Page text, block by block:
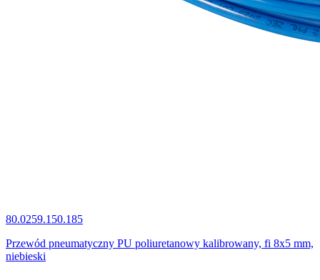
80.0259.150.185
Przewód pneumatyczny PU poliuretanowy kalibrowany, fi 8x5 mm,
niebieski